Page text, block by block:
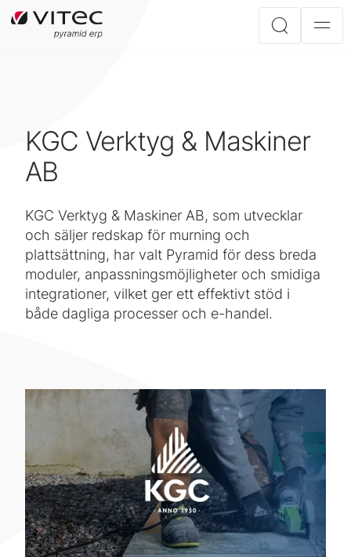
KGC Verktyg & Maskiner
AB
KGC Verktyg & Maskiner AB, som utvecklar
och säljer redskap för murning och
plattsättning, har valt Pyramid för dess breda
moduler, anpassningsmöjligheter och smidiga
integrationer, vilket ger ett effektivt stöd i
både dagliga processer och e-handel.